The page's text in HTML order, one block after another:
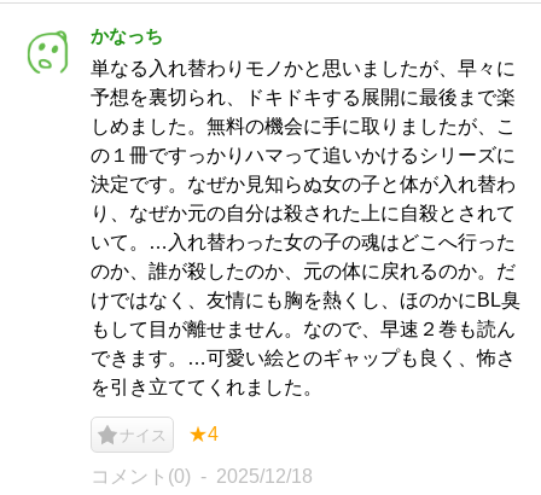
かなっち
単なる入れ替わりモノかと思いましたが、早々に
予想を裏切られ、ドキドキする展開に最後まで楽
しめました。無料の機会に手に取りましたが、こ
の１冊ですっかりハマって追いかけるシリーズに
決定です。なぜか見知らぬ女の子と体が入れ替わ
り、なぜか元の自分は殺された上に自殺とされて
いて。…入れ替わった女の子の魂はどこへ行った
のか、誰が殺したのか、元の体に戻れるのか。だ
けではなく、友情にも胸を熱くし、ほのかにBL臭
もして目が離せません。なので、早速２巻も読ん
できます。…可愛い絵とのギャップも良く、怖さ
を引き立ててくれました。
ナイス ★4
コメント(0) 2025/12/18